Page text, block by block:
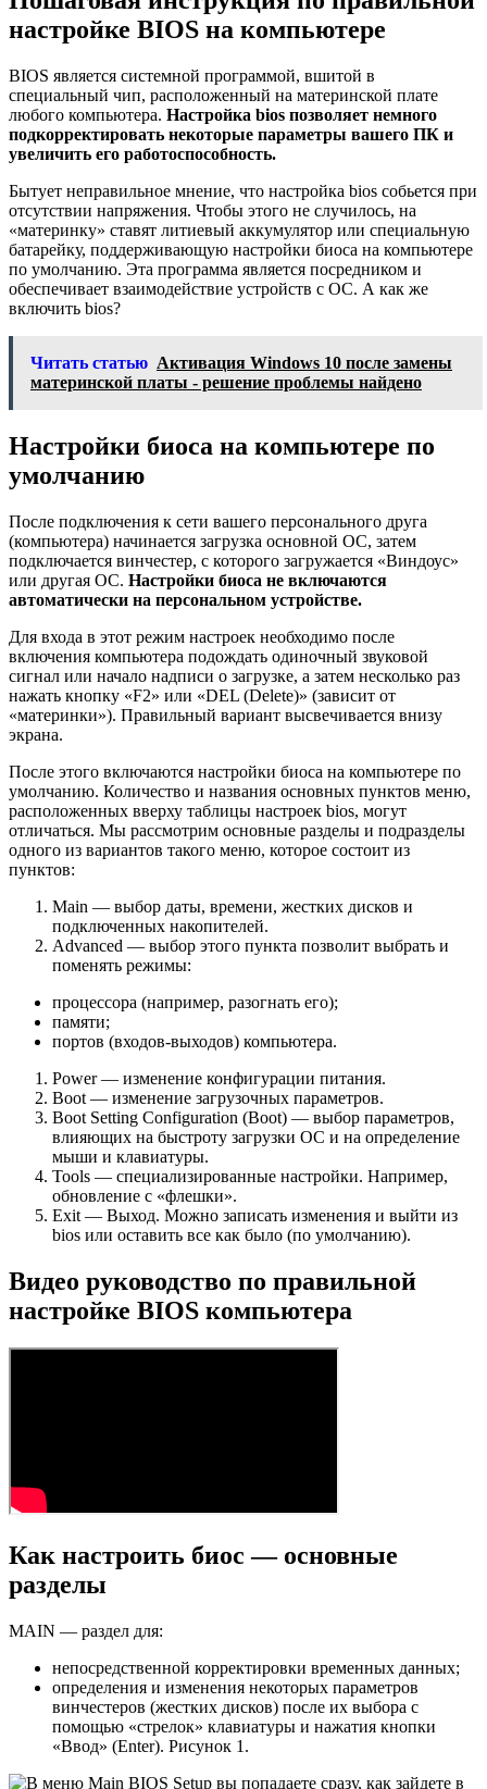
настройке BIOS на компьютере
BIOS является системной программой, вшитой в
специальный чип, расположенный на материнской плате
любого компьютера. Настройка bios позволяет немного
подкорректировать некоторые параметры вашего ПК и
увеличить его работоспособность.
Бытует неправильное мнение, что настройка bios собьется при
отсутствии напряжения. Чтобы этого не случилось, на
«материнку» ставят литиевый аккумулятор или специальную
батарейку, поддерживающую настройки биоса на компьютере
по умолчанию. Эта программа является посредником и
обеспечивает взаимодействие устройств с ОС. А как же
включить bios?
Читать статью Активация Windows 10 после замены
материнской платы - решение проблемы найдено
Настройки биоса на компьютере по
умолчанию
После подключения к сети вашего персонального друга
(компьютера) начинается загрузка основной ОС, затем
подключается винчестер, с которого загружается «Виндоус»
или другая ОС. Настройки биоса не включаются
автоматически на персональном устройстве.
Для входа в этот режим настроек необходимо после
включения компьютера подождать одиночный звуковой
сигнал или начало надписи о загрузке, а затем несколько раз
нажать кнопку «F2» или «DEL (Delete)» (зависит от
«материнки»). Правильный вариант высвечивается внизу
экрана.
После этого включаются настройки биоса на компьютере по
умолчанию. Количество и названия основных пунктов меню,
расположенных вверху таблицы настроек bios, могут
отличаться. Мы рассмотрим основные разделы и подразделы
одного из вариантов такого меню, которое состоит из
пунктов:
Main — выбор даты, времени, жестких дисков и
подключенных накопителей.
Advanced — выбор этого пункта позволит выбрать и
поменять режимы:
процессора (например, разогнать его);
памяти;
портов (входов-выходов) компьютера.
Power — изменение конфигурации питания.
Boot — изменение загрузочных параметров.
Boot Setting Configuration (Boot) — выбор параметров,
влияющих на быстроту загрузки ОС и на определение
мыши и клавиатуры.
Tools — специализированные настройки. Например,
обновление с «флешки».
Exit — Выход. Можно записать изменения и выйти из
bios или оставить все как было (по умолчанию).
Видео руководство по правильной
настройке BIOS компьютера
Как настроить биос — основные
разделы
MAIN — раздел для:
непосредственной корректировки временных данных;
определения и изменения некоторых параметров
винчестеров (жестких дисков) после их выбора с
помощью «стрелок» клавиатуры и нажатия кнопки
«Ввод» (Enter). Рисунок 1.